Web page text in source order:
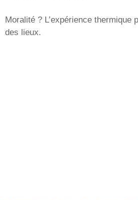
Moralité ? L’expérience thermique
des lieux.